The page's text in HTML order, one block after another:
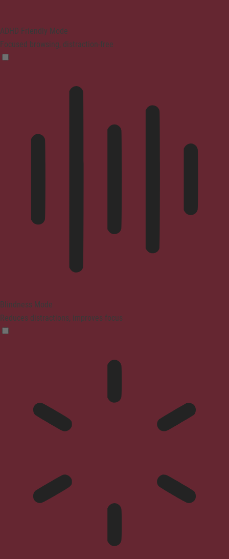
ADHD Friendly Mode
Focused browsing, distraction-free
Blindness Mode
Reduces distractions, improves focus